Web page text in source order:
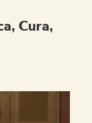
𝗖ura,